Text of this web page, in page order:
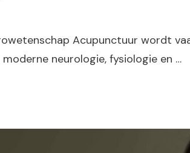
Acupunctuur wordt
neurologie, fysiologie en …